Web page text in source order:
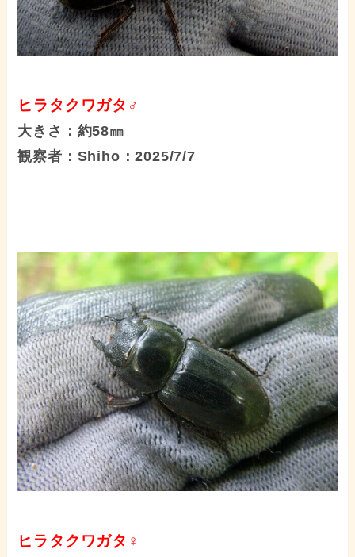
ヒラタクワガタ♂
大きさ：約58㎜
観察者：Shiho：2025/7/7
ヒラタクワガタ♀